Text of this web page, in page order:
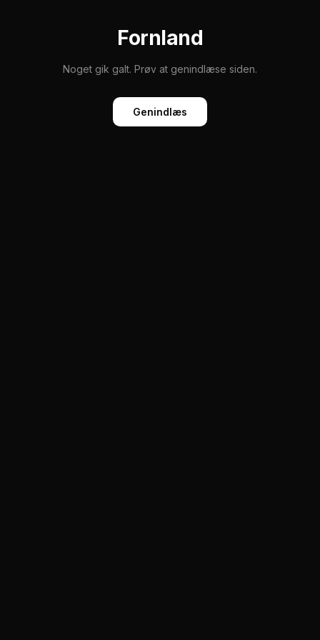
Fornland
Noget gik galt. Prøv at genindlæse siden.
Genindlæs